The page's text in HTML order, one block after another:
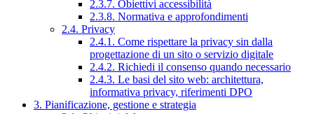
2.3.7. Obiettivi accessibilità
2.3.8. Normativa e approfondimenti
2.4. Privacy
2.4.1. Come rispettare la privacy sin dalla
progettazione di un sito o servizio digitale
2.4.2. Richiedi il consenso quando necessario
2.4.3. Le basi del sito web: architettura,
informativa privacy, riferimenti DPO
3. Pianificazione, gestione e strategia